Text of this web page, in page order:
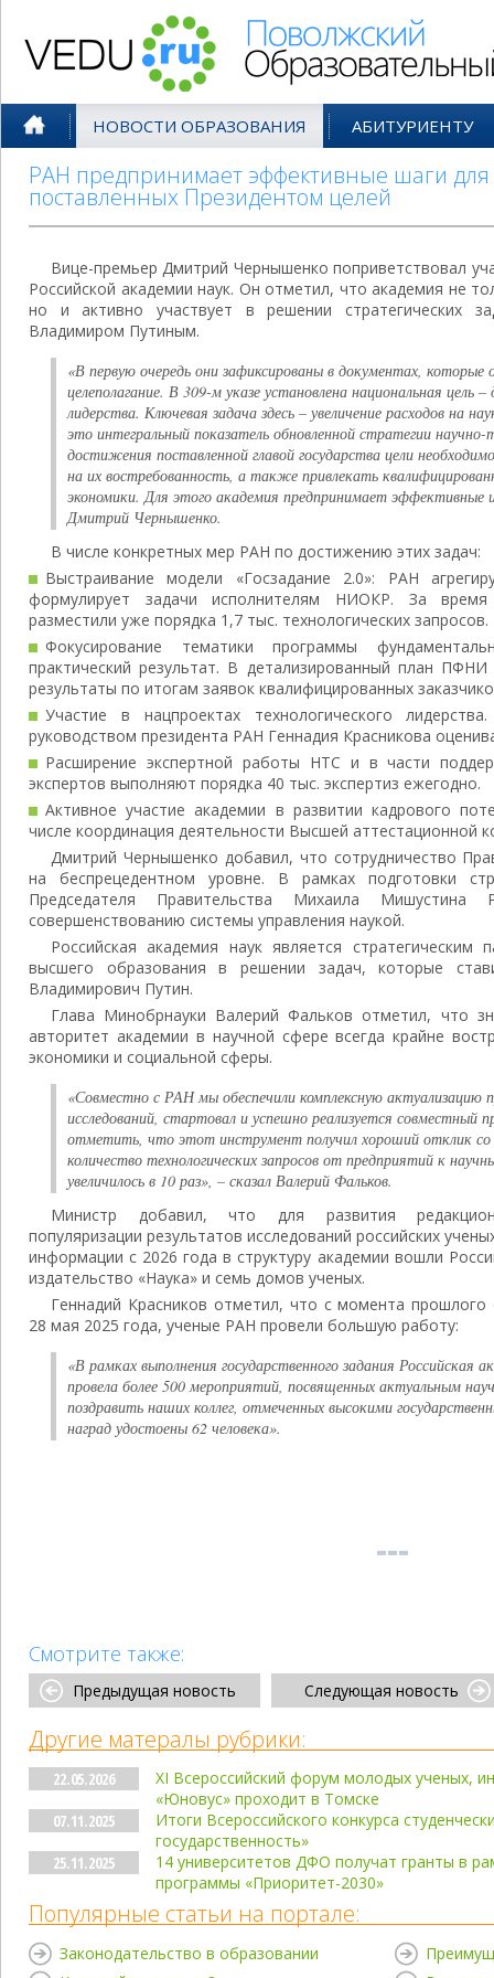
НОВОСТИ ОБРАЗОВАНИЯ АБИТУРИЕНТУ
РАН предпринимает эффективные шаги
поставленных Президентом целей
Вице-премьер Дмитрий Чернышенко поприветствовал
Российской академии наук. Он отметил, что академия не
но и активно участвует в решении стратегических
Владимиром Путиным.
«В первую очередь они зафиксированы в документах, которые
целеполагание. В 309-м указе установлена национальная цель
лидерства. Ключевая задача здесь – увеличение расходов на
это интегральный показатель обновленной стратегии научно-
достижения поставленной главой государства цели
на их востребованность, а также привлекать
экономики. Для этого академия предпринимает эффективные
Дмитрий Чернышенко.
В числе конкретных мер РАН по достижению этих задач:
Выстраивание модели «Госзадание 2.0»: РАН
формулирует задачи исполнителям НИОКР. За время
разместили уже порядка 1,7 тыс. технологических запросов.
Фокусирование тематики программы
практический результат. В детализированный план
результаты по итогам заявок квалифицированных
Участие в нацпроектах технологического
руководством президента РАН Геннадия Красникова
Расширение экспертной работы НТС и в части
экспертов выполняют порядка 40 тыс. экспертиз ежегодно.
Активное участие академии в развитии кадрового
числе координация деятельности Высшей аттестационной
Дмитрий Чернышенко добавил, что сотрудничество
на беспрецедентном уровне. В рамках подготовки
Председателя Правительства Михаила
совершенствованию системы управления наукой.
Российская академия наук является стратегическим
высшего образования в решении задач, которые
Владимирович Путин.
Глава Минобрнауки Валерий Фальков отметил, что
авторитет академии в научной сфере всегда крайне
экономики и социальной сферы.
«Совместно с РАН мы обеспечили комплексную актуализацию
исследований, стартовал и успешно реализуется совместный
отметить, что этот инструмент получил хороший отклик
количество технологических запросов от предприятий к
увеличилось в 10 раз», – сказал Валерий Фальков.
Министр добавил, что для развития
популяризации результатов исследований российских
информации с 2026 года в структуру академии вошли
издательство «Наука» и семь домов ученых.
Геннадий Красников отметил, что с момента
28 мая 2025 года, ученые РАН провели большую работу:
«В рамках выполнения государственного задания Российская
провела более 500 мероприятий, посвященных актуальным
поздравить наших коллег, отмеченных высокими
наград удостоены 62 человека».
Смотрите также:
Предыдущая новость Следующая новость
Другие матералы рубрики:
22.05.2026
XI Всероссийский форум молодых ученых,
«Юновус» проходит в Томске
07.11.2025
Итоги Всероссийского конкурса
государственность»
25.11.2025
14 университетов ДФО получат гранты в
программы «Приоритет-2030»
Популярные статьи на портале:
Законодательство в образовании